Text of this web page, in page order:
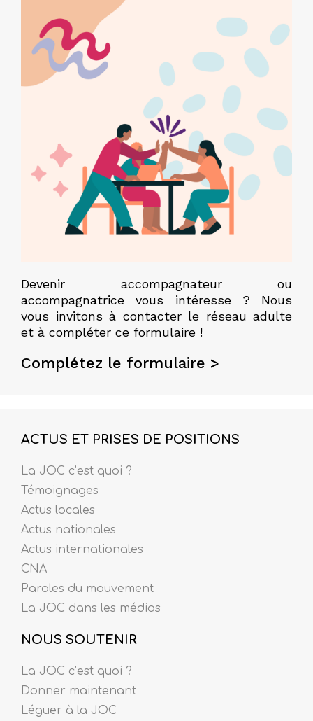
Devenir accompagnateur ou
accompagnatrice vous intéresse ? Nous
vous invitons à contacter le réseau adulte
et à compléter ce formulaire !
Complétez le formulaire >
ACTUS ET PRISES DE POSITIONS
La JOC c’est quoi ?
Témoignages
Actus locales
Actus nationales
Actus internationales
CNA
Paroles du mouvement
La JOC dans les médias
NOUS SOUTENIR
La JOC c’est quoi ?
Donner maintenant
Léguer à la JOC